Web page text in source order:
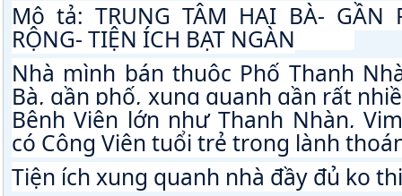
Mô tả: TRUNG TÂM HAI BÀ- GẦN
RỘNG- TIỆN ÍCH BẠT NGÀN
Nhà mình bán thuộc Phố Thanh
Bà, gần phố, xung quanh gần rất
Bệnh Viện lớn như Thanh Nhàn,
có Công Viên tuổi trẻ trong lành
Tiện ích xung quanh nhà đầy đủ ko